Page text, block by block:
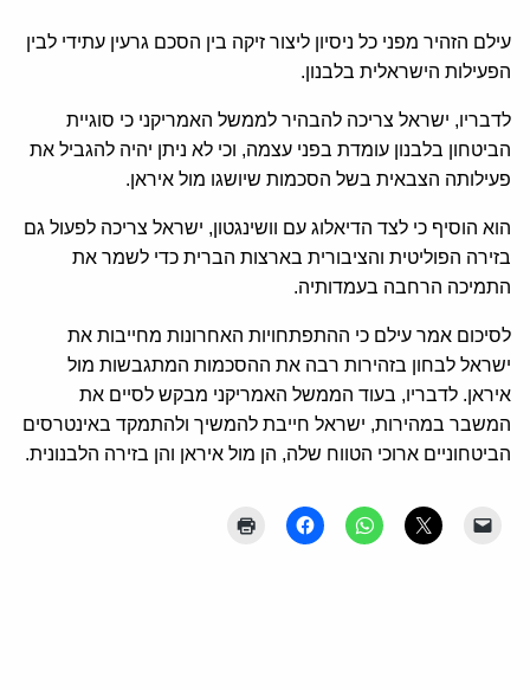
עילם הזהיר מפני כל ניסיון ליצור זיקה בין הסכם גרעין עתידי לבין
הפעילות הישראלית בלבנון.
לדבריו, ישראל צריכה להבהיר לממשל האמריקני כי סוגיית
הביטחון בלבנון עומדת בפני עצמה, וכי לא ניתן יהיה להגביל את
פעילותה הצבאית בשל הסכמות שיושגו מול איראן.
הוא הוסיף כי לצד הדיאלוג עם וושינגטון, ישראל צריכה לפעול גם
בזירה הפוליטית והציבורית בארצות הברית כדי לשמר את
התמיכה הרחבה בעמדותיה.
לסיכום אמר עילם כי ההתפתחויות האחרונות מחייבות את
ישראל לבחון בזהירות רבה את ההסכמות המתגבשות מול
איראן. לדבריו, בעוד הממשל האמריקני מבקש לסיים את
המשבר במהירות, ישראל חייבת להמשיך ולהתמקד באינטרסים
הביטחוניים ארוכי הטווח שלה, הן מול איראן והן בזירה הלבנונית.